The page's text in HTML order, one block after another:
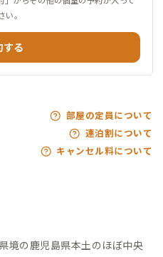
。
する
部屋の定員について
連泊割について
キャンセル料について
境の鹿児島県本土のほぼ中央